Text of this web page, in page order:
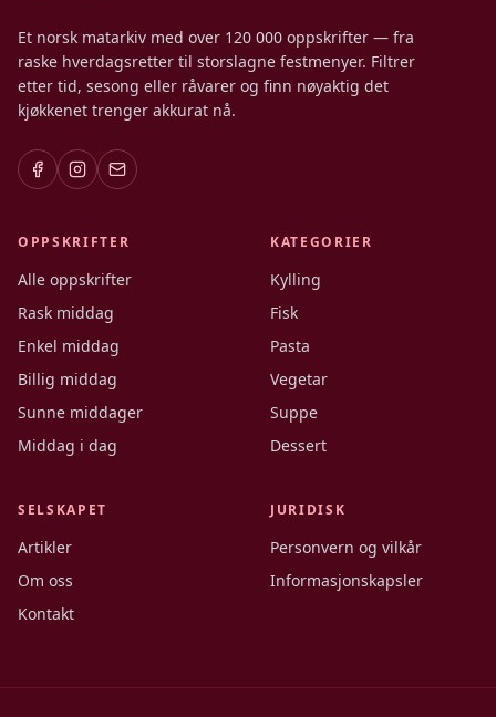
Et norsk matarkiv med over 120 000 oppskrifter — fra
raske hverdagsretter til storslagne festmenyer. Filtrer
etter tid, sesong eller råvarer og finn nøyaktig det
kjøkkenet trenger akkurat nå.
OPPSKRIFTER
Alle oppskrifter
Rask middag
Enkel middag
Billig middag
Sunne middager
Middag i dag
KATEGORIER
Kylling
Fisk
Pasta
Vegetar
Suppe
Dessert
SELSKAPET
Artikler
Om oss
Kontakt
JURIDISK
Personvern og vilkår
Informasjonskapsler